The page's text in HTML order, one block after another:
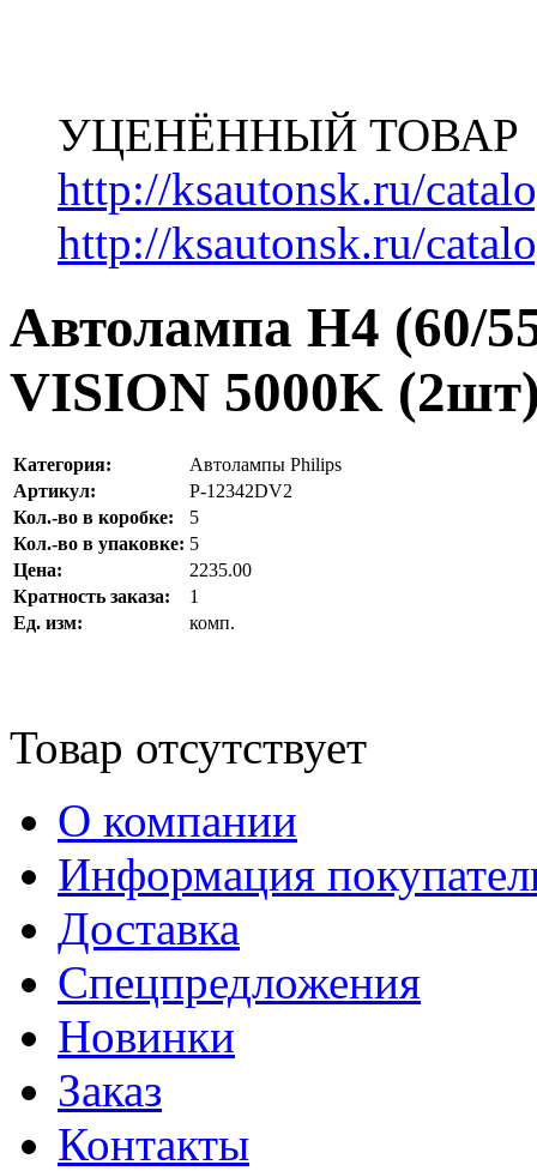
УЦЕНЁННЫЙ ТОВАР
http://ksautonsk.ru/
http://ksautonsk.ru/
Автолампа H4 (60/
VISION 5000K
Категория:
Автолампы Philips
Артикул:
P-12342DV2
Кол.-во в коробке:
5
Кол.-во в упаковке: 5
Цена:
2235.00
Кратность заказа:
1
Ед. изм:
комп.
Товар отсутствует
О компании
Информация
Доставка
Спецпредложения
Новинки
Заказ
Контакты